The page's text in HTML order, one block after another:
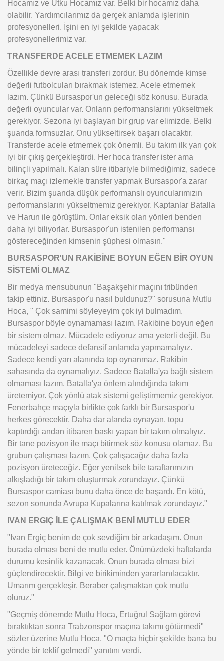
Hocamız ve Utku Hocamız var. Belki bir hocamız daha
olabilir. Yardımcılarımız da gerçek anlamda işlerinin
profesyonelleri. İşini en iyi şekilde yapacak
profesyonellerimiz var.
TRANSFERDE ACELE ETMEMEK LAZIM
Özellikle devre arası transferi zordur. Bu dönemde kimse
değerli futbolcuları bırakmak istemez. Acele etmemek
lazım. Çünkü Bursaspor'un geleceği söz konusu. Burada
değerli oyuncular var. Onların performanslarını yükseltmek
gerekiyor. Sezona iyi başlayan bir grup var elimizde. Belki
şuanda formsuzlar. Onu yükseltirsek başarı olacaktır.
Transferde acele etmemek çok önemli. Bu takım ilk yarı çok
iyi bir çıkış gerçekleştirdi. Her hoca transfer ister ama
bilinçli yapılmalı. Kalan süre itibariyle bilmediğimiz, sadece
birkaç maçı izlemekle transfer yapmak Bursaspor'a zarar
verir. Bizim şuanda düşük performanslı oyuncularımızın
performanslarını yükseltmemiz gerekiyor. Kaptanlar Batalla
ve Harun ile görüştüm. Onlar eksik olan yönleri benden
daha iyi biliyorlar. Bursaspor'un istenilen performansı
göstereceğinden kimsenin şüphesi olmasın."
BURSASPOR'UN RAKİBİNE BOYUN EĞEN BİR OYUN
SİSTEMİ OLMAZ
Bir medya mensubunun "Başakşehir maçını tribünden
takip ettiniz. Bursaspor'u nasıl buldunuz?" sorusuna Mutlu
Hoca, " Çok samimi söyleyeyim çok iyi bulmadım.
Bursaspor böyle oynamaması lazım. Rakibine boyun eğen
bir sistem olmaz. Mücadele ediyoruz ama yeterli değil. Bu
mücadeleyi sadece defansif anlamda yapmamalıyız.
Sadece kendi yarı alanında top oynanmaz. Rakibin
sahasında da oynamalıyız. Sadece Batalla'ya bağlı sistem
olmaması lazım. Batalla'ya önlem alındığında takım
üretemiyor. Çok yönlü atak sistemi geliştirmemiz gerekiyor.
Fenerbahçe maçıyla birlikte çok farklı bir Bursaspor'u
herkes görecektir. Daha dar alanda oynayan, topu
kaptırdığı andan itibaren baskı yapan bir takım olmalıyız.
Bir tane pozisyon ile maçı bitirmek söz konusu olamaz. Bu
grubun çalışması lazım. Çok çalışacağız daha fazla
pozisyon üreteceğiz. Eğer yenilsek bile taraftarımızın
alkışladığı bir takım oluşturmak zorundayız. Çünkü
Bursaspor camiası bunu daha önce de başardı. En kötü,
sezon sonunda Avrupa Kupalarına katılmak zorundayız."
IVAN ERGIÇ İLE ÇALIŞMAK BENİ MUTLU EDER
"Ivan Ergiç benim de çok sevdiğim bir arkadaşım. Onun
burada olması beni de mutlu eder. Önümüzdeki haftalarda
durumu kesinlik kazanacak. Onun burada olması bizi
güçlendirecektir. Bilgi ve birikiminden yararlanılacaktır.
Umarım gerçekleşir. Beraber çalışmaktan çok mutlu
oluruz."
"Geçmiş dönemde Mutlu Hoca, Ertuğrul Sağlam görevi
bıraktıktan sonra Trabzonspor maçına takımı götürmedi"
sözler üzerine Mutlu Hoca, "O maçta hiçbir şekilde bana bu
yönde bir teklif gelmedi" yanıtını verdi.